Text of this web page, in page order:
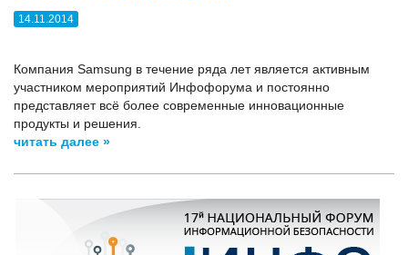
14.11.2014
Компания Samsung в течение ряда лет является активным
участником мероприятий Инфофорума и постоянно
представляет всё более современные инновационные
продукты и решения.
читать далее »